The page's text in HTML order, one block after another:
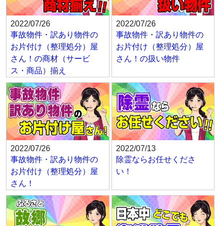
2022/07/26
事故物件・訳あり物件の
お片付け（整理処分）屋
さん！の商材（サービ
ス・商品）揃え
2022/07/26
事故物件・訳あり物件の
お片付け（整理処分）屋
さん！の扱い物件
2022/07/26
事故物件・訳あり物件の
お片付け（整理処分）屋
さん！
2022/07/13
除霊ならお任せくださ
い！